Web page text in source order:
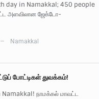
day in Namakkal; 450 people
அளவிலான ஜேக்டோ-
— Namakkal
போட்டிகள் துவக்கம்!
நாமக்கல் மாவட்ட